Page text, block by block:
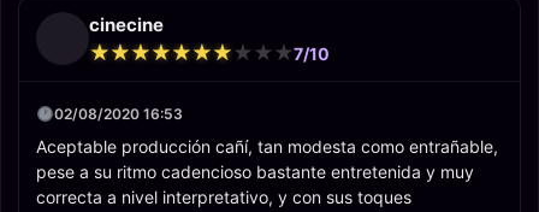
cinecine
★
★★
★★
★★
★★
★★
★★
★★
★★
★★
★7/10
02/08/2020 16:53
Aceptable producción cañí, tan modesta como entrañable,
pese a su ritmo cadencioso bastante entretenida y muy
correcta a nivel interpretativo, y con sus toques